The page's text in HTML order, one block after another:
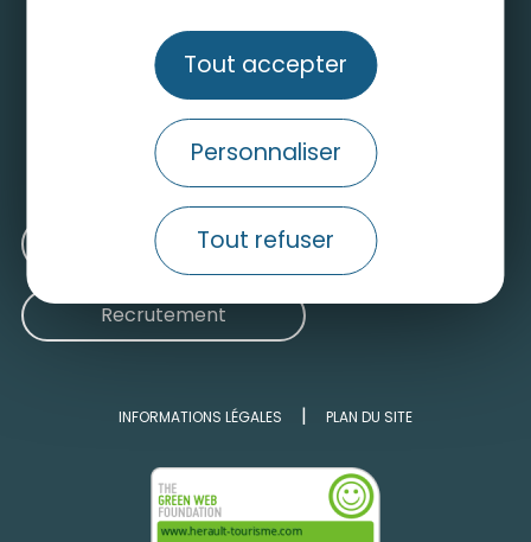
Tout accepter
Personnaliser
Tout refuser
Contactez-nous
Consulter le site grand public
Nos engagements pour un tourisme durable
Médiathèque
Recrutement
INFORMATIONS LÉGALES PLAN DU SITE